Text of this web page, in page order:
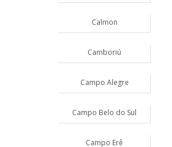
Calmon
Camboriú
Campo Alegre
Campo Belo do Sul
Campo Erê